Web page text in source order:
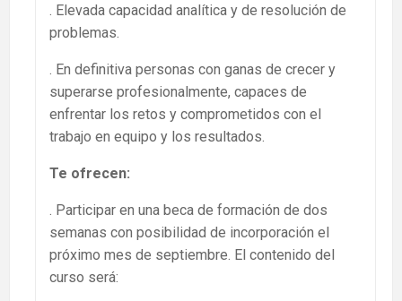
. Elevada capacidad analítica y de resolución de
problemas.
. En definitiva personas con ganas de crecer y
superarse profesionalmente, capaces de
enfrentar los retos y comprometidos con el
trabajo en equipo y los resultados.
Te ofrecen:
. Participar en una beca de formación de dos
semanas con posibilidad de incorporación el
próximo mes de septiembre. El contenido del
curso será: